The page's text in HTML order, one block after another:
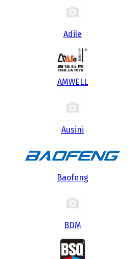
Adile
AMWELL
Ausini
Baofeng
BDM